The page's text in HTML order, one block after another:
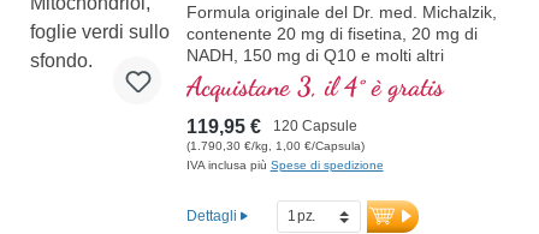
Formula originale del Dr. med. Michalzik,
contenente 20 mg di fisetina, 20 mg di
NADH, 150 mg di Q10 e molti altri
importanti agenti mitocondriali. Con
l'enhancer di biodisponibilità D-Pinitol.
Guscio delle capsule vegano, senza PEG
e carragenina, e sigillo privo di alluminio,
attivatore mitocondriale PGC-1α, senza
esperienza in sostanze vitali e oltre 20
anni di esperienza produttiva.
Acquistane 3, il 4° è gratis
119,95 € 120 Capsule
(1.790,30 €/kg, 1,00 €/Capsula)
IVA inclusa più Spese di spedizione
Dettagli